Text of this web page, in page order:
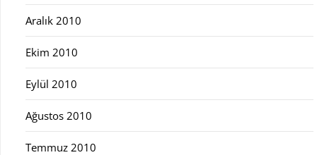
Aralık 2010
Ekim 2010
Eylül 2010
Ağustos 2010
Temmuz 2010